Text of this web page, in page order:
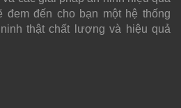
đến cho bạn một hệ thống
thật chất lượng và hiệu quả